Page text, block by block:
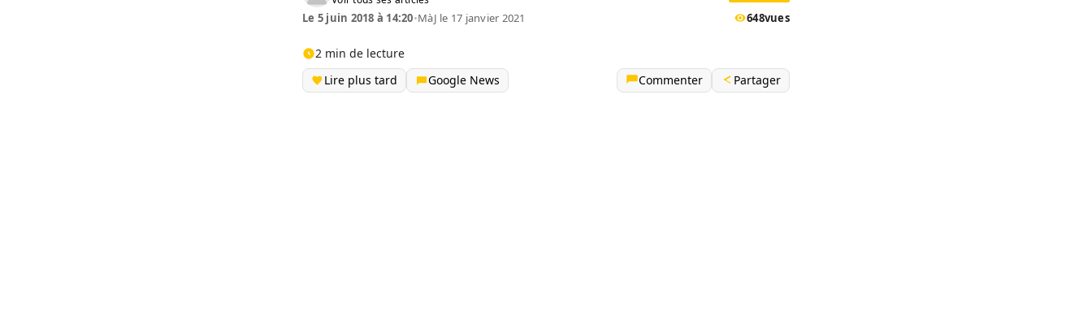
Le 5 juin 2018 à 14:20•MàJ le 17 janvier 2021 648vues
2 min de lecture
Lire plus tard
Google News Commenter Partager